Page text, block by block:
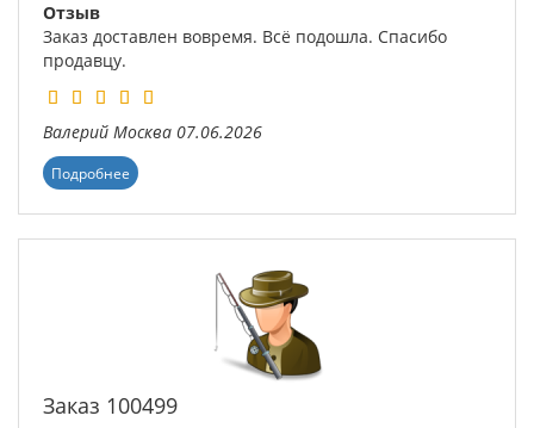
Отзыв
Заказ доставлен вовремя. Всё подошла. Спасибо
продавцу.
Валерий Москва 07.06.2026
Подробнее
Заказ 100499